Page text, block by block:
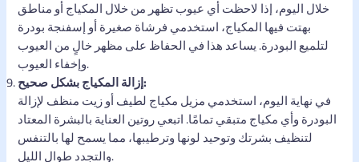
خلال اليوم، إذا لاحظت أي عيوب تظهر من خلال المكياج أو مناطق
بهتت فيها المكياج، استخدمي فرشاة صغيرة أو إسفنجة بودرة
لتلميع البودرة. يساعد هذا في الحفاظ على مظهر خالٍ من العيوب
وإخفاء العيوب.
إزالة المكياج بشكل صحيح:
في نهاية اليوم، استخدمي مزيل مكياج لطيف أو زيت منظف لإزالة
البودرة وأي مكياج متبقي تمامًا. اتبعي روتين العناية بالبشرة المعتاد
لتنظيف بشرتك وتوحيد لونها وترطيبها، مما يسمح لها بالتنفس
والتجدد طوال الليل.